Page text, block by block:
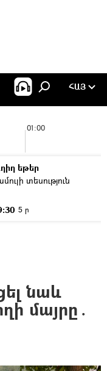
ՀԱՅ
01:00
եթեր
տեսություն
5 ր
նաև
մայրը․